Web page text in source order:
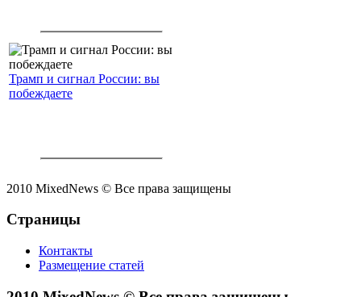
Трамп и сигнал России: вы
побеждаете
2010 MixedNews © Все права защищены
Страницы
Контакты
Размещение статей